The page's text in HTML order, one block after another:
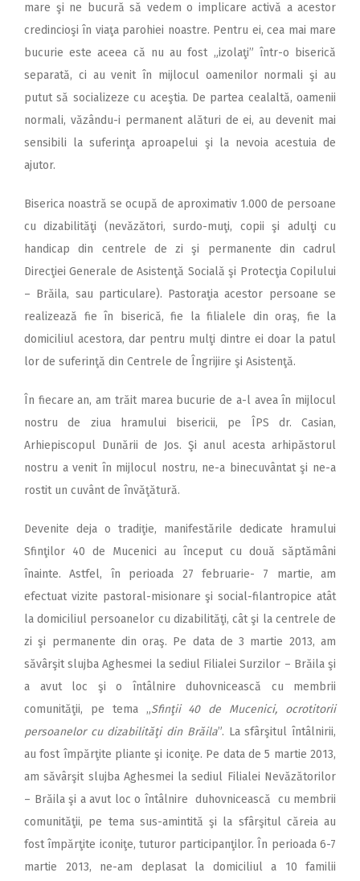
mare şi ne bucură să vedem o implicare activă a acestor
credincioşi în viaţa parohiei noastre. Pentru ei, cea mai mare
bucurie este aceea că nu au fost „izolaţi” într-o biserică
separată, ci au venit în mijlocul oamenilor normali şi au
putut să socializeze cu aceştia. De partea cealaltă, oamenii
normali, văzându-i permanent alături de ei, au devenit mai
sensibili la suferinţa aproapelui şi la nevoia acestuia de
ajutor.
Biserica noastră se ocupă de aproximativ 1.000 de persoane
cu dizabilităţi (nevăzători, surdo-muţi, copii şi adulţi cu
handicap din centrele de zi şi permanente din cadrul
Direcţiei Generale de Asistenţă Socială şi Protecţia Copilului
– Brăila, sau particulare). Pastoraţia acestor persoane se
realizează fie în biserică, fie la filialele din oraş, fie la
domiciliul acestora, dar pentru mulţi dintre ei doar la patul
lor de suferinţă din Centrele de Îngrijire şi Asistenţă.
În fiecare an, am trăit marea bucurie de a-l avea în mijlocul
nostru de ziua hramului bisericii, pe ÎPS dr. Casian,
Arhiepiscopul Dunării de Jos. Şi anul acesta arhipăstorul
nostru a venit în mijlocul nostru, ne-a binecuvântat şi ne-a
rostit un cuvânt de învăţătură.
Devenite deja o tradiţie, manifestările dedicate hramului
Sfinţilor 40 de Mucenici au început cu două săptămâni
înainte. Astfel, în perioada 27 februarie- 7 martie, am
efectuat vizite pastoral-misionare şi social-filantropice atât
la domiciliul persoanelor cu dizabilităţi, cât şi la centrele de
zi şi permanente din oraş. Pe data de 3 martie 2013, am
săvârşit slujba Aghesmei la sediul Filialei Surzilor – Brăila şi
a avut loc şi o întâlnire duhovnicească cu membrii
comunităţii, pe tema „Sfinţii 40 de Mucenici, ocrotitorii
persoanelor cu dizabilităţi din Brăila”. La sfârşitul întâlnirii,
au fost împărţite pliante şi iconiţe. Pe data de 5 martie 2013,
am săvârşit slujba Aghesmei la sediul Filialei Nevăzătorilor
– Brăila şi a avut loc o întâlnire duhovnicească cu membrii
comunităţii, pe tema sus-amintită şi la sfârşitul căreia au
fost împărţite iconiţe, tuturor participanţilor. În perioada 6-7
martie 2013, ne-am deplasat la domiciliul a 10 familii